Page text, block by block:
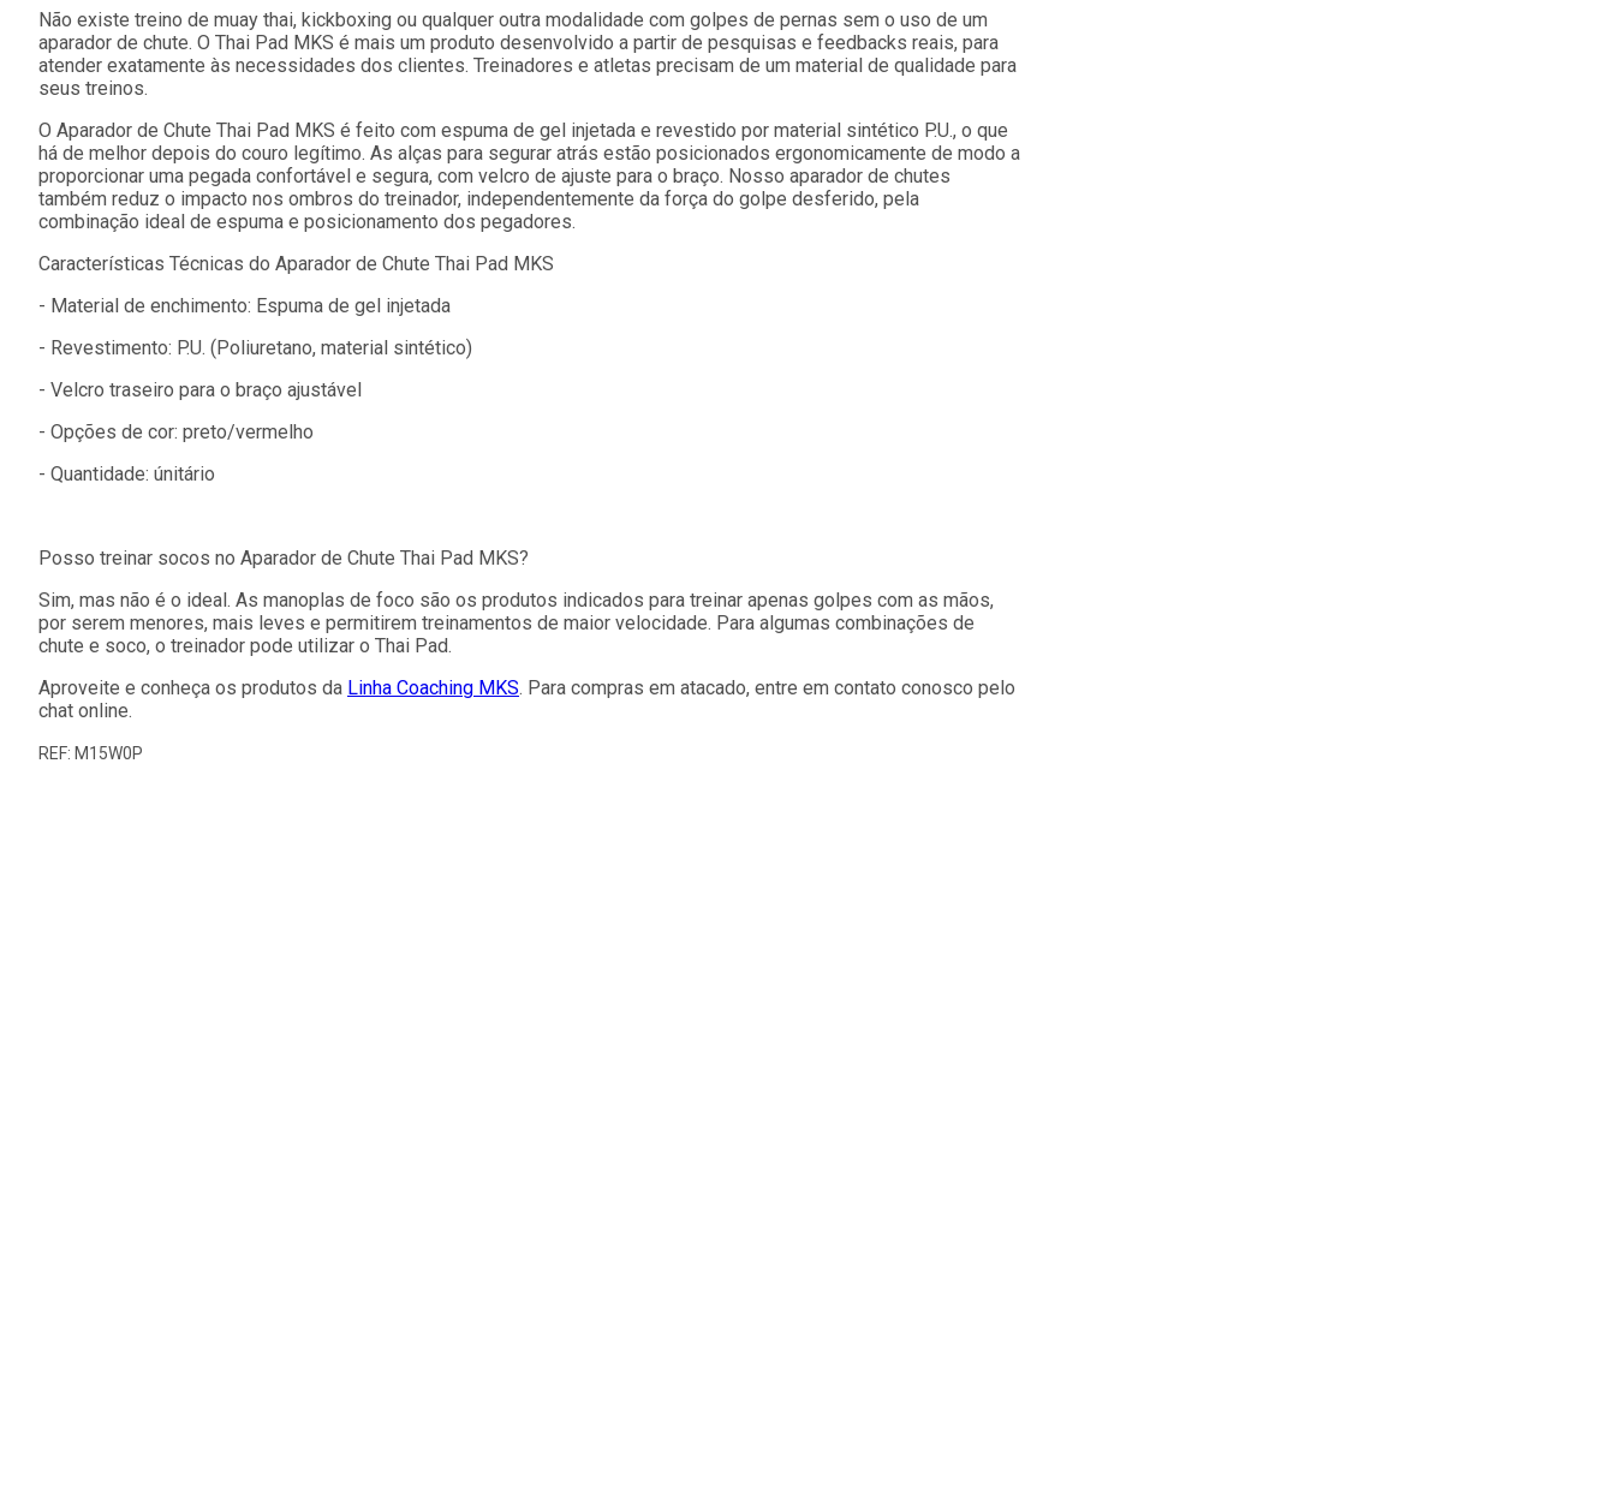
Não existe treino de muay thai, kickboxing ou qualquer outra modalidade com golpes de pernas sem o uso de um
aparador de chute. O Thai Pad MKS é mais um produto desenvolvido a partir de pesquisas e feedbacks reais, para
atender exatamente às necessidades dos clientes. Treinadores e atletas precisam de um material de qualidade para
seus treinos.
O Aparador de Chute Thai Pad MKS é feito com espuma de gel injetada e revestido por material sintético P.U., o que
há de melhor depois do couro legítimo. As alças para segurar atrás estão posicionados ergonomicamente de modo a
proporcionar uma pegada confortável e segura, com velcro de ajuste para o braço. Nosso aparador de chutes
também reduz o impacto nos ombros do treinador, independentemente da força do golpe desferido, pela
combinação ideal de espuma e posicionamento dos pegadores.
Características Técnicas do Aparador de Chute Thai Pad MKS
- Material de enchimento: Espuma de gel injetada
- Revestimento: P.U. (Poliuretano, material sintético)
- Velcro traseiro para o braço ajustável
- Opções de cor: preto/vermelho
- Quantidade: únitário
Posso treinar socos no Aparador de Chute Thai Pad MKS?
Sim, mas não é o ideal. As manoplas de foco são os produtos indicados para treinar apenas golpes com as mãos,
por serem menores, mais leves e permitirem treinamentos de maior velocidade. Para algumas combinações de
chute e soco, o treinador pode utilizar o Thai Pad.
Aproveite e conheça os produtos da Linha Coaching MKS. Para compras em atacado, entre em contato conosco pelo
chat online.
REF: M15W0P